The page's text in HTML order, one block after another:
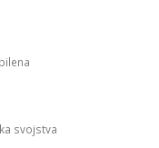
svojstva